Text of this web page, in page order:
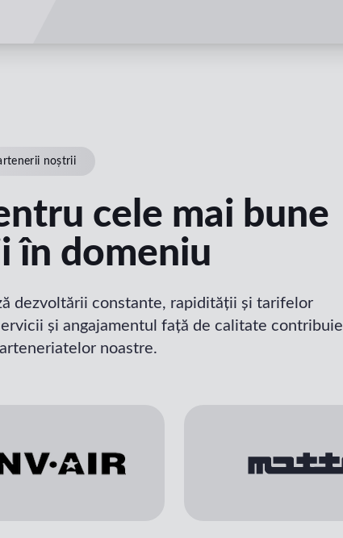
noștrii
cele mai bune
în domeniu
dezvoltării constante, rapidității și tarifelor
și angajamentul față de calitate contribuie
noastre.